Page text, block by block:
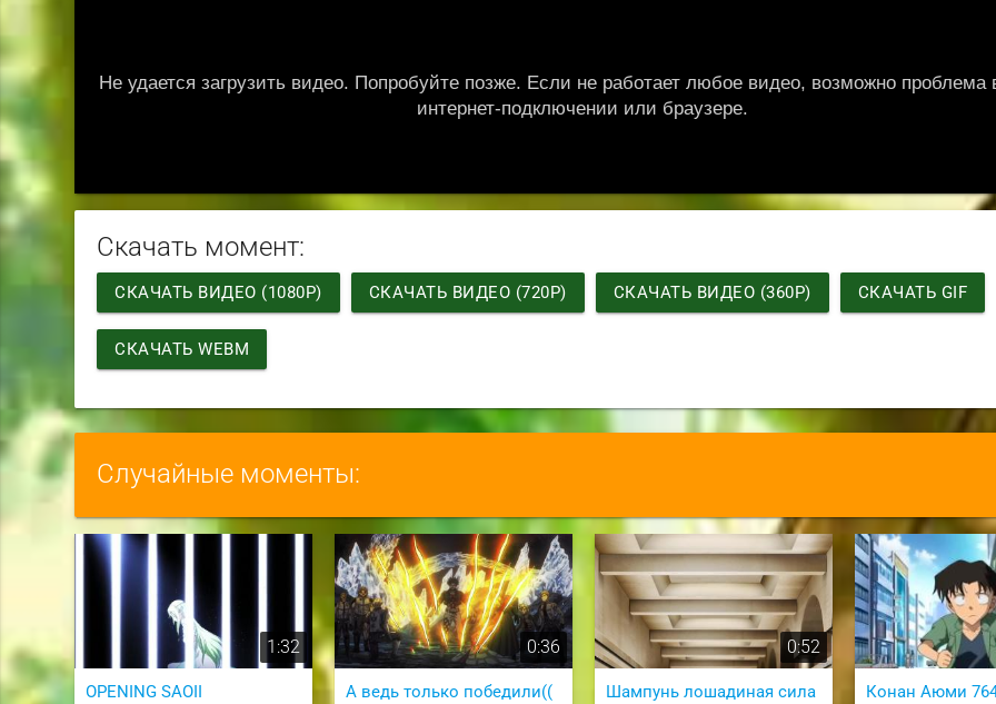
Скачать момент:
СКАЧАТЬ ВИДЕО (1080P) СКАЧАТЬ ВИДЕО (720P) СКАЧАТЬ ВИДЕО (360P) СКАЧАТЬ GIF
СКАЧАТЬ WEBM
Случайные моменты:
1:32
OPENING SAOII
0:36
А ведь только победили((
0:52
Шампунь лошадиная сила
Конан Аюми